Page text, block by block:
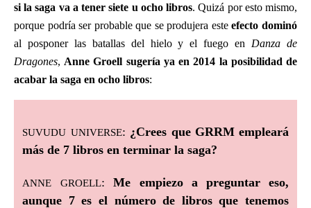
si la saga va a tener siete u ocho libros. Quizá por esto mismo,
porque podría ser probable que se produjera esteefecto dominó
al posponer las batallas del hielo y el fuego en Danza de
Dragones, Anne Groell sugería ya en 2014 la posibilidad de
acabar la saga en ocho libros:
suvudu universe: ¿Crees que GRRM empleará
más de 7 libros en terminar la saga?
anne groell:Me empiezo a preguntar eso,
aunque 7 es el número de libros que tenemos